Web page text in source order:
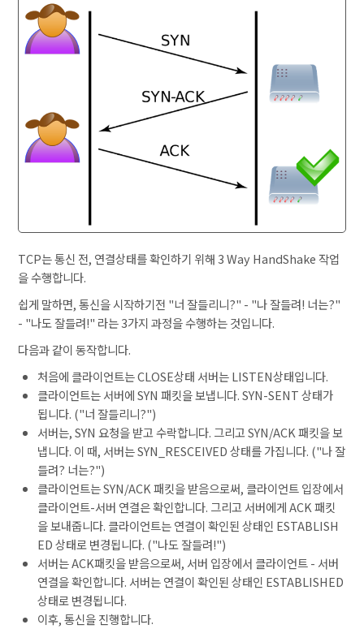
TCP는 통신 전, 연결상태를 확인하기 위해 3 Way HandShake 작업
을 수행합니다.
쉽게 말하면, 통신을 시작하기전 "너 잘들리니?" - "나 잘들려! 너는?"
- "나도 잘들려!" 라는 3가지 과정을 수행하는 것입니다.
다음과 같이 동작합니다.
처음에 클라이언트는 CLOSE상태 서버는 LISTEN상태입니다.
클라이언트는 서버에 SYN 패킷을 보냅니다. SYN-SENT 상태가
됩니다. ("너 잘들리니?")
서버는, SYN 요청을 받고 수락합니다. 그리고 SYN/ACK 패킷을 보
냅니다. 이 때, 서버는 SYN_RESCEIVED 상태를 가집니다. ("나 잘
들려? 너는?")
클라이언트는 SYN/ACK 패킷을 받음으로써, 클라이언트 입장에서
클라이언트-서버 연결은 확인합니다. 그리고 서버에게 ACK 패킷
을 보내줍니다. 클라이언트는 연결이 확인된 상태인 ESTABLISH
ED 상태로 변경됩니다. ("나도 잘들려!")
서버는 ACK패킷을 받음으로써, 서버 입장에서 클라이언트 - 서버
연결을 확인합니다. 서버는 연결이 확인된 상태인 ESTABLISHED
상태로 변경됩니다.
이후, 통신을 진행합니다.